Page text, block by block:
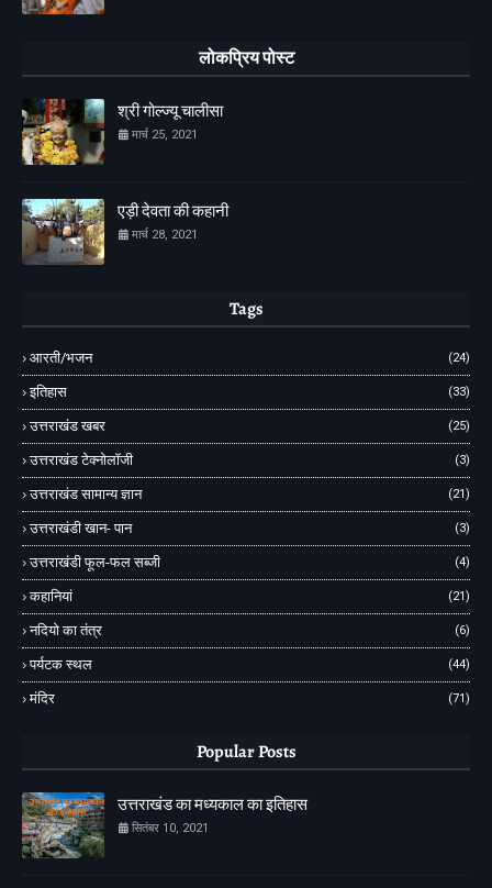
लोकप्रिय पोस्ट
श्री गोल्ज्यू चालीसा
मार्च 25, 2021
एड़ी देवता की कहानी
मार्च 28, 2021
Tags
आरती/भजन (24)
इतिहास (33)
उत्तराखंड खबर (25)
उत्तराखंड टेक्नोलॉजी (3)
उत्तराखंड सामान्य ज्ञान (21)
उत्तराखंडी खान- पान (3)
उत्तराखंडी फूल-फल सब्जी (4)
कहानियां (21)
नदियो का तंत्र (6)
पर्यटक स्थल (44)
मंदिर (71)
Popular Posts
उत्तराखंड का मध्यकाल का इतिहास
सितंबर 10, 2021